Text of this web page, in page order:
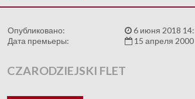
Опубликовано:
6 июня 2018
Дата премьеры:
15 апреля 2000
CZARODZIEJSKI FLET